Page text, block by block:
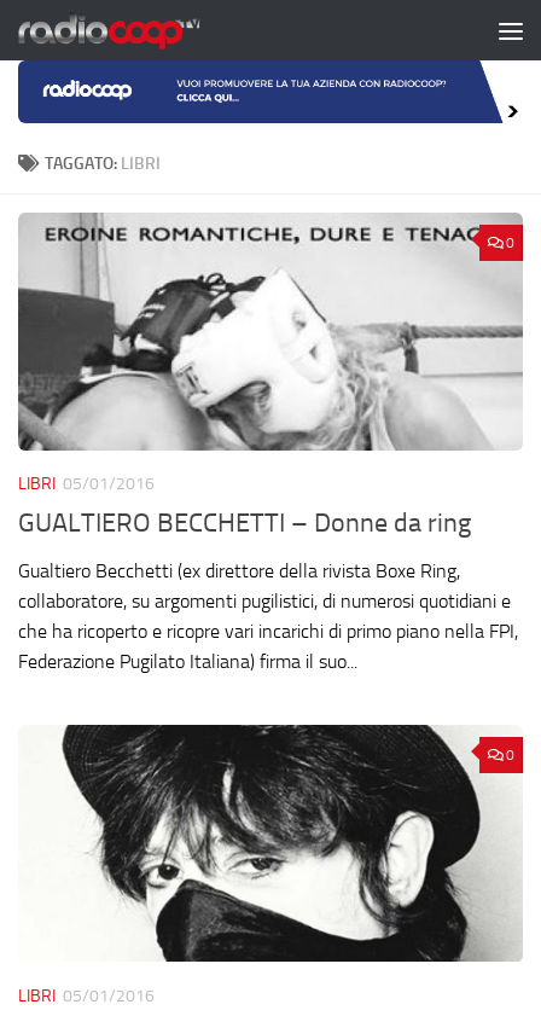
Salta al contenuto
TAGGATO: LIBRI
0
LIBRI 05/01/2016
GUALTIERO BECCHETTI – Donne da ring
Gualtiero Becchetti (ex direttore della rivista Boxe Ring,
collaboratore, su argomenti pugilistici, di numerosi quotidiani e
che ha ricoperto e ricopre vari incarichi di primo piano nella FPI,
Federazione Pugilato Italiana) firma il suo...
0
LIBRI 05/01/2016